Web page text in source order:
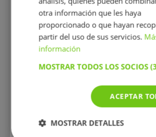
Estudiante de Doble Grado
Psicología y Criminología se
ofrece para dar clases
particulares de refuerzo. 4
años de experiencia como
10 €/h
otra información que les haya
proporcionado o que hayan
partir del uso de sus servicios.
información
MOSTRAR TODOS LOS SOCIOS
ACEPTAR
MOSTRAR DETALLES